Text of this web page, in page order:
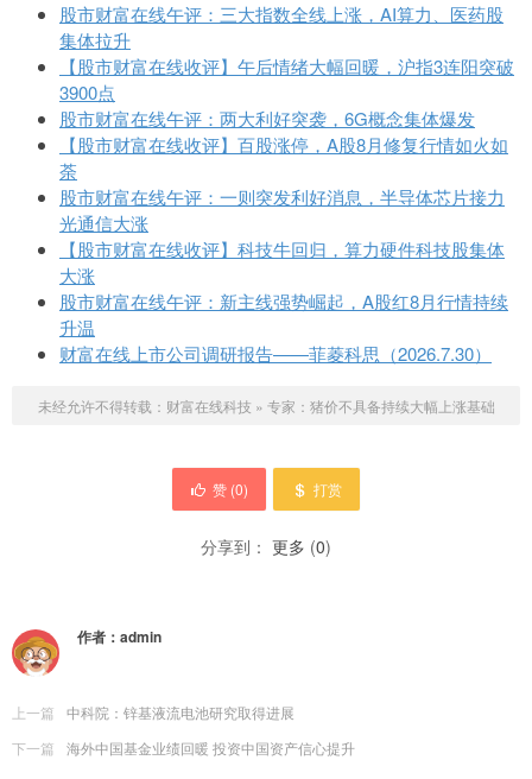
股市财富在线午评：三大指数全线上涨，AI算力、医药股
集体拉升
【股市财富在线收评】午后情绪大幅回暖，沪指3连阳突破
3900点
股市财富在线午评：两大利好突袭，6G概念集体爆发
【股市财富在线收评】百股涨停，A股8月修复行情如火如
荼
股市财富在线午评：一则突发利好消息，半导体芯片接力
光通信大涨
【股市财富在线收评】科技牛回归，算力硬件科技股集体
大涨
股市财富在线午评：新主线强势崛起，A股红8月行情持续
升温
财富在线上市公司调研报告——菲菱科思（2026.7.30）
未经允许不得转载： 财富在线科技 » 专家：猪价不具备持续大幅上涨基础
赞 (0) 打赏
分享到： 更多 (0)
作者： admin
上一篇
中科院：锌基液流电池研究取得进展
下一篇
海外中国基金业绩回暖 投资中国资产信心提升